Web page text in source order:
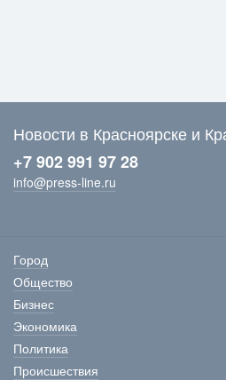
Новости в Красноярске и
+7 902 991 97 28
info@press-line.ru
Город
Общество
Бизнес
Экономика
Политика
Происшествия